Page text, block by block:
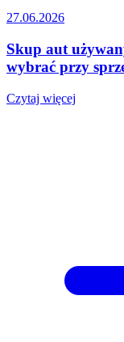
27.06.2026
Skup aut
wybrać przy
Czytaj więcej